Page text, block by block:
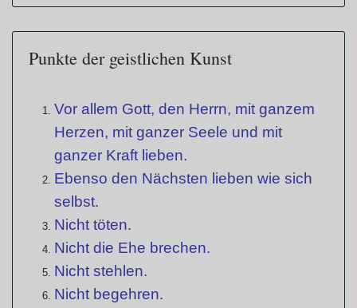
Punkte der geistlichen Kunst
Vor allem Gott, den Herrn, mit ganzem
Herzen, mit ganzer Seele und mit
ganzer Kraft lieben.
Ebenso den Nächsten lieben wie sich
selbst.
Nicht töten.
Nicht die Ehe brechen.
Nicht stehlen.
Nicht begehren.